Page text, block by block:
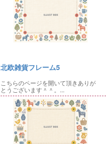
北欧雑貨フレーム5
こちらのページを開いて頂きありが
とうございます＾＾。...